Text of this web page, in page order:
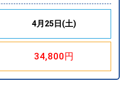
4月25日(土)
34,800円